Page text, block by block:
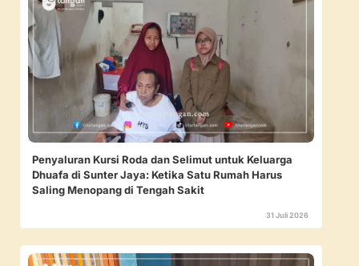
Penyaluran Kursi Roda dan Selimut untuk Keluarga
Dhuafa di Sunter Jaya: Ketika Satu Rumah Harus
Saling Menopang di Tengah Sakit
31 Juli 2026